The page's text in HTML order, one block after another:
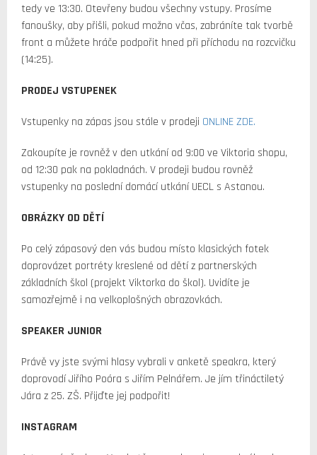
tedy ve 13:30. Otevřeny budou všechny vstupy. Prosíme
fanoušky, aby přišli, pokud možno včas, zabráníte tak tvorbě
front a můžete hráče podpořit hned při příchodu na rozcvičku
(14:25).
PRODEJ VSTUPENEK
Vstupenky na zápas jsou stále v prodeji ONLINE ZDE.
Zakoupíte je rovněž v den utkání od 9:00 ve Viktoria shopu,
od 12:30 pak na pokladnách. V prodeji budou rovněž
vstupenky na poslední domácí utkání UECL s Astanou.
OBRÁZKY OD DĚTÍ
Po celý zápasový den vás budou místo klasických fotek
doprovázet portréty kreslené od dětí z partnerských
základních škol (projekt Viktorka do škol). Uvidíte je
samozřejmě i na velkoplošných obrazovkách.
SPEAKER JUNIOR
Právě vy jste svými hlasy vybrali v anketě speakra, který
doprovodí Jiřího Poóra s Jiřím Pelnářem. Je jím třináctiletý
Jára z 25. ZŠ. Přijďte jej podpořit!
INSTAGRAM